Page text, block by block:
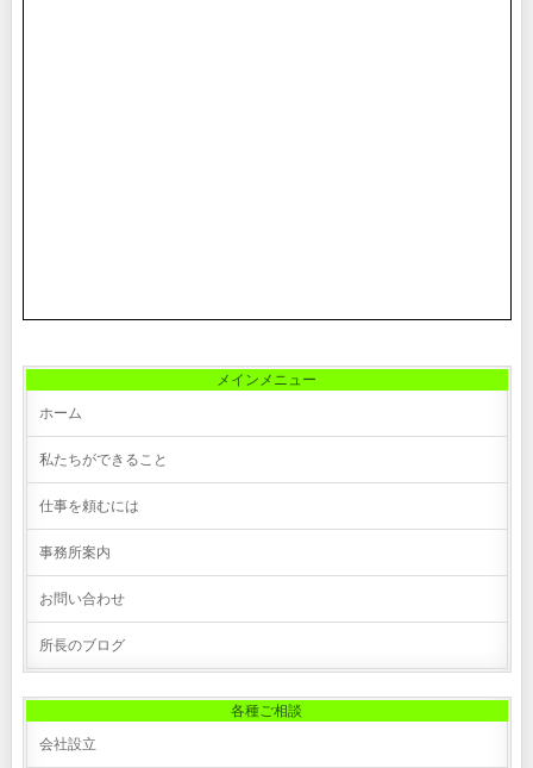
メインメニュー
ホーム
私たちができること
仕事を頼むには
事務所案内
お問い合わせ
所長のブログ
各種ご相談
会社設立